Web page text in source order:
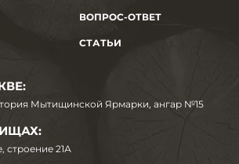
ВОПРОС-ОТВЕТ
СТАТЬИ
Мытищинской Ярмарки, ангар №15
строение 21А